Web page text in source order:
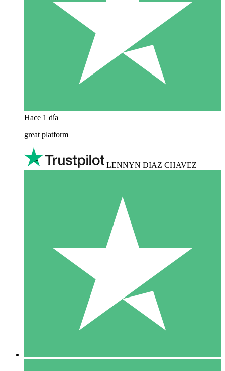
Hace 1 día
great platform
LENNYN DIAZ CHAVEZ